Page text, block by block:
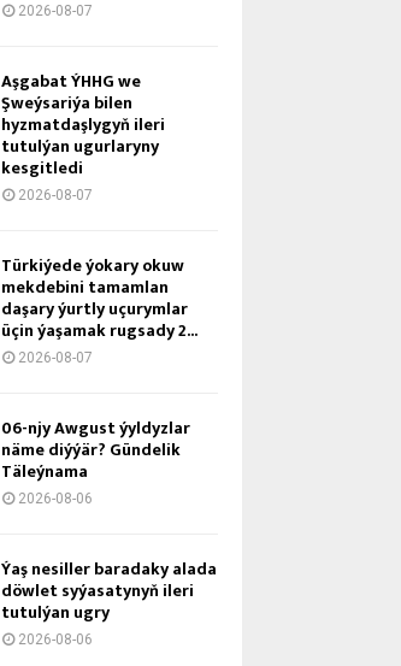
2026-08-07
Aşgabat ÝHHG we
Şweýsariýa bilen
hyzmatdaşlygyň ileri
tutulýan ugurlaryny
kesgitledi
2026-08-07
Türkiýede ýokary okuw
mekdebini tamamlan
daşary ýurtly uçurymlar
üçin ýaşamak rugsady 2...
2026-08-07
06-njy Awgust ýyldyzlar
näme diýýär? Gündelik
Täleýnama
2026-08-06
Ýaş ne­sil­ler ba­ra­da­ky ala­da
döw­let sy­ýa­sa­ty­nyň ile­ri
tu­tul­ýan ug­ry
2026-08-06